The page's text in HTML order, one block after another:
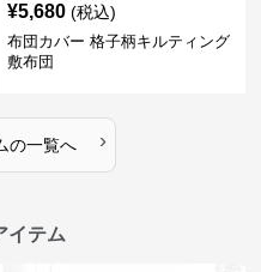
¥5,680 (税込)
布団カバー 格子柄キルティング
敷布団
の一覧へ ›
イテム